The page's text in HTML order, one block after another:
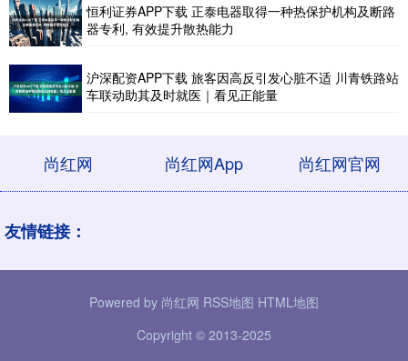
恒利证券APP下载 正泰电器取得一种热保护机构及断路
器专利, 有效提升散热能力
沪深配资APP下载 旅客因高反引发心脏不适 川青铁路站
车联动助其及时就医｜看见正能量
尚红网 尚红网App 尚红网官网
友情链接：
Powered by 尚红网 RSS地图 HTML地图
Copyright © 2013-2025